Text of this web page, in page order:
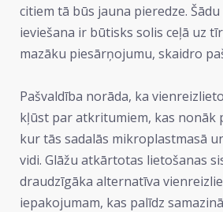
citiem tā būs jauna pieredze.
ieviešana ir būtisks solis ceļā uz
mazāku piesārņojumu, skaidro
Pašvaldība norāda, ka
kļūst par atkritumiem, kas nonāk
kur tās sadalās mikroplastmasā
vidi. Glāžu atkārtotas lietošanas
draudzīgāka alternatīva
iepakojumam, kas palīdz